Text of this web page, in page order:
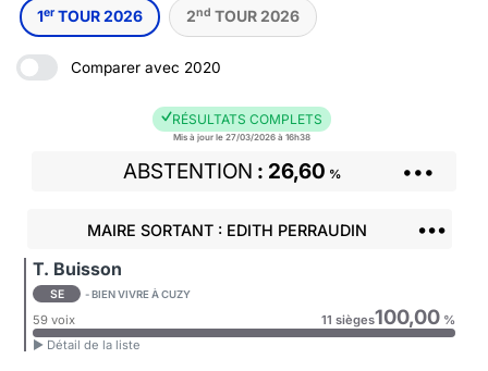
1er TOUR 2026 2nd TOUR 2026
Comparer avec 2020
RÉSULTATS COMPLETS
Mis à jour le 27/03/2026 à 16h38
ABSTENTION 26,60 % •••
MAIRE SORTANT : EDITH PERRAUDIN •••
T. Buisson
SE - BIEN VIVRE À CUZY
59 voix 11 sièges100,00%
► Détail de la liste